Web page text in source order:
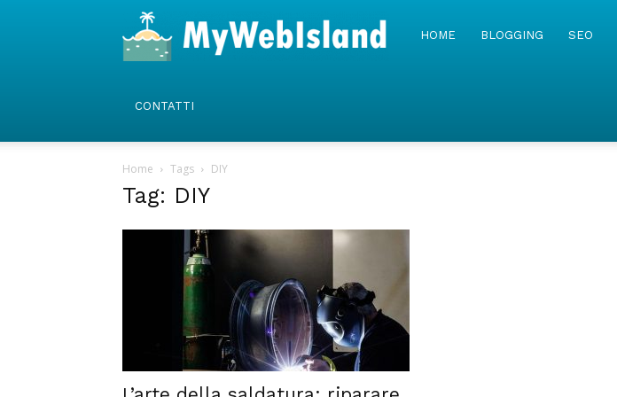
MyWebIsland
HOME BLOGGING SEO
CONTATTI
Home Tags DIY
Tag: DIY